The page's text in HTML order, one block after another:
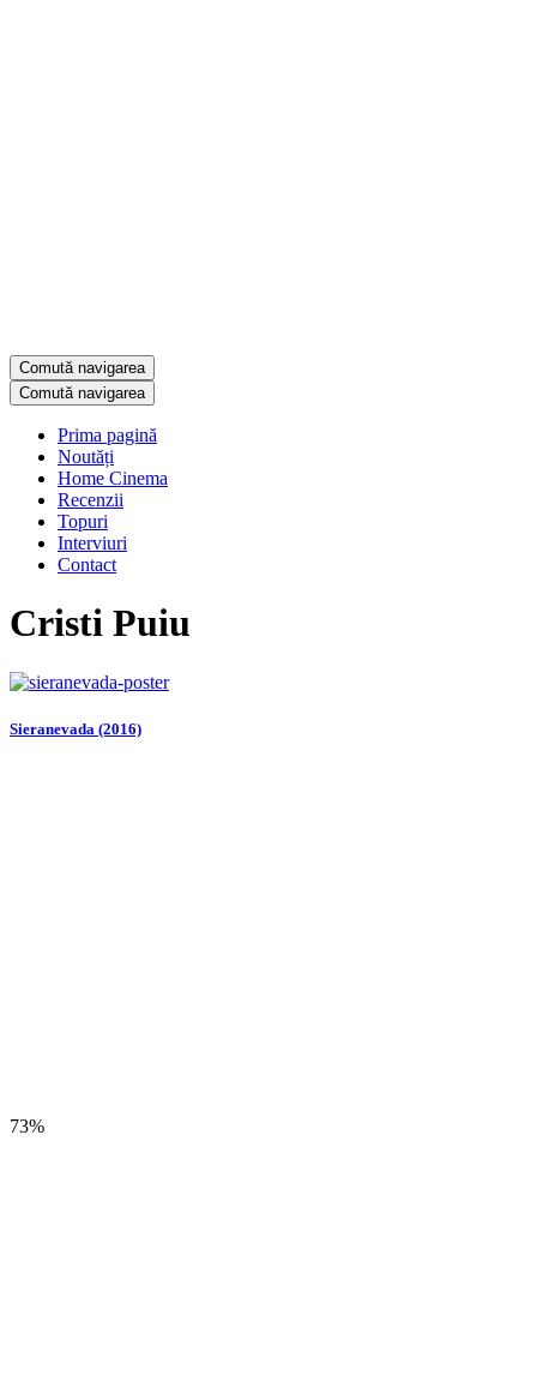
Comută navigarea
Comută navigarea
Prima pagină
Noutăți
Home Cinema
Recenzii
Topuri
Interviuri
Contact
Cristi Puiu
Sieranevada (2016)
73%